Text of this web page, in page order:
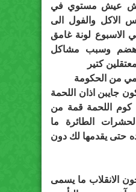
عيش مستوي في
الاكل والفول الى
4 أيام في الاسبوع لونة غامق
وسبب مشاكل
كتير
من الحكومة
جايبن اذان اللحمة
كوم اللحمة قمة من
الطائرة ما
حتى يقدمها لك دون
الانقلاب ما يسمى